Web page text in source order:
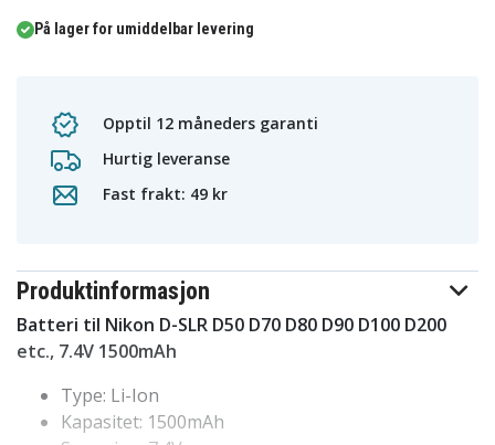
På lager for umiddelbar levering
Opptil 12 måneders garanti
Hurtig leveranse
Fast frakt: 49 kr
Produktinformasjon
Batteri til Nikon D-SLR D50 D70 D80 D90 D100 D200
etc., 7.4V 1500mAh
Type: Li-Ion
Kapasitet: 1500mAh